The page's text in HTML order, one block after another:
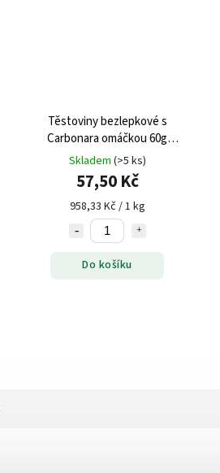
Těstoviny bezlepkové s
Carbonara omáčkou 60g
J.K.Food
Skladem (>5 ks)
57,50 Kč
958,33 Kč / 1 kg
Do košíku